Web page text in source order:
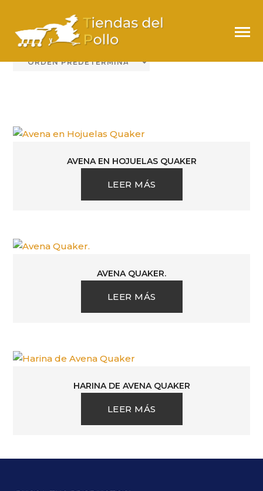
QUAKER
AVENA EN HOJUELAS QUAKER
LEER MÁS
AVENA QUAKER.
LEER MÁS
HARINA DE AVENA QUAKER
LEER MÁS